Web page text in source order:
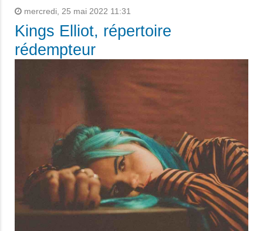
mercredi, 25 mai 2022 11:31
Kings Elliot, répertoire
rédempteur